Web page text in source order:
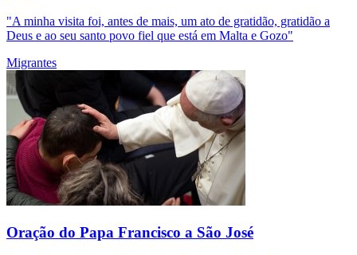
"A minha visita foi, antes de mais, um ato de gratidão, gratidão a
Deus e ao seu santo povo fiel que está em Malta e Gozo"
Migrantes
Oração do Papa Francisco a São José